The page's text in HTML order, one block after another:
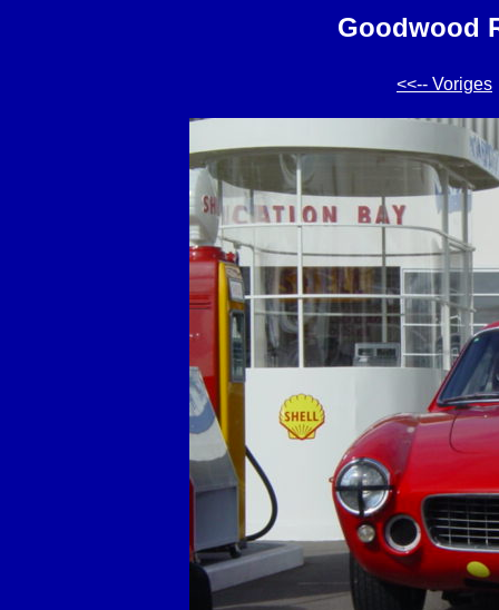
Goodwood
<<-- Voriges